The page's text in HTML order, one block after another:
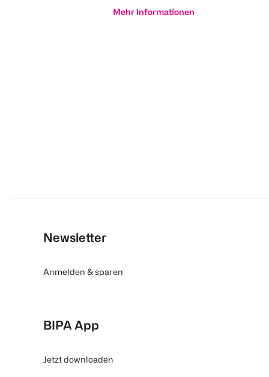
Mehr Informationen
Newsletter
Anmelden & sparen
BIPA App
Jetzt downloaden